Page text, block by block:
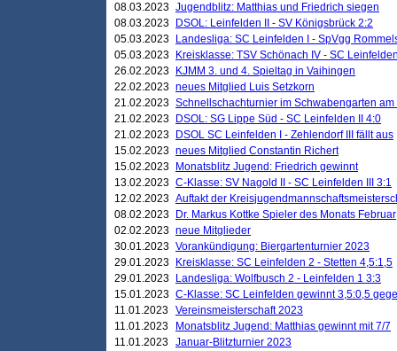
08.03.2023 Jugendblitz: Matthias und Friedrich siegen
08.03.2023
DSOL: Leinfelden II - SV Königsbrück 2:2
05.03.2023
Landesliga: SC Leinfelden I - SpVgg
05.03.2023
Kreisklasse: TSV Schönach IV - SC
26.02.2023
KJMM 3. und 4. Spieltag in Vaihingen
22.02.2023 neues Mitglied Luis Setzkorn
21.02.2023 Schnellschachturnier im Schwabengarten
21.02.2023
DSOL: SG Lippe Süd - SC Leinfelden II 4:0
21.02.2023
DSOL SC Leinfelden I - Zehlendorf III fällt aus
15.02.2023 neues Mitglied Constantin Richert
15.02.2023
Monatsblitz Jugend: Friedrich gewinnt
13.02.2023 C-Klasse: SV Nagold II - SC Leinfelden III 3:1
12.02.2023 Auftakt der
08.02.2023
Dr. Markus Kottke Spieler des Monats Februar
02.02.2023 neue Mitglieder
30.01.2023 Vorankündigung: Biergartenturnier 2023
29.01.2023
Kreisklasse: SC Leinfelden 2 - Stetten 4,5:1,5
29.01.2023
Landesliga: Wolfbusch 2 - Leinfelden 1 3:3
15.01.2023 C-Klasse: SC Leinfelden gewinnt 3,5:0,5
11.01.2023 Vereinsmeisterschaft 2023
11.01.2023
Monatsblitz Jugend: Matthias gewinnt mit 7/7
11.01.2023 Januar-Blitzturnier 2023